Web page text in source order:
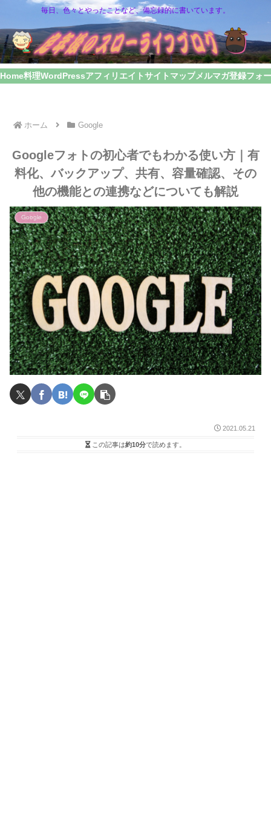
毎日、色々とやったことなど、備忘録的に書いています。
Home料理WordPressアフィリエイトサイトマップメルマガ登録フォ
ホーム Google
Googleフォトの初心者でもわかる使い方｜有
料化、バックアップ、共有、容量確認、その
他の機能との連携などについても解説
Google
2021.05.21
この記事は約10分で読めます。